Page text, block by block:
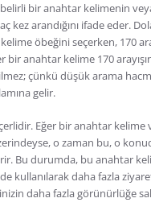
bir anahtar kelimenin
kez arandığını ifade eder.
öbeğini seçerken, 170
anahtar kelime 170
çünkü düşük arama
gelir.
Eğer bir anahtar kelime
o zaman bu, o
Bu durumda, bu anahtar
kullanılarak daha fazla
daha fazla görünürlüğe